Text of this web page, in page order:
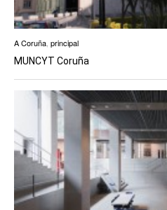
A Coruña principal
MUNCYT Coruña